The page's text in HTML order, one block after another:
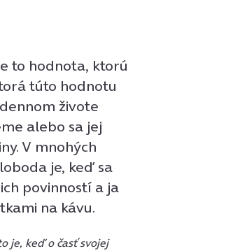
to hodnota, ktorú
túto hodnotu
živote
alebo sa jej
V mnohých
je, keď sa
povinností a ja
na kávu.
je, keď o časť svojej